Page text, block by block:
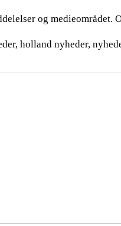
og
holland nyheder,